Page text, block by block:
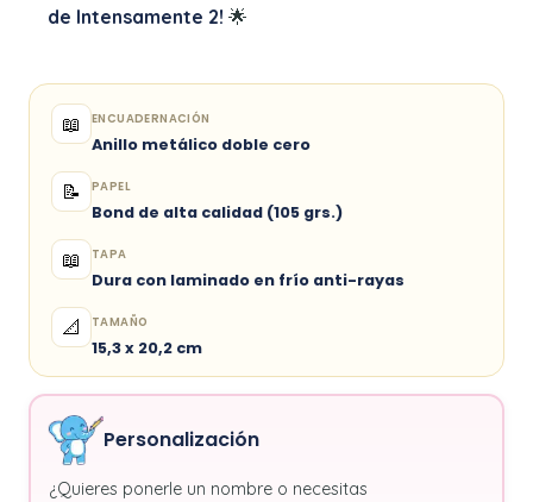
de Intensamente 2! 🌟
📖 ENCUADERNACIÓN
Anillo metálico doble cero
📝 PAPEL
Bond de alta calidad (105 grs.)
📖 TAPA
Dura con laminado en frío anti-rayas
📐 TAMAÑO
15,3 x 20,2 cm
Personalización
¿Quieres ponerle un nombre o necesitas